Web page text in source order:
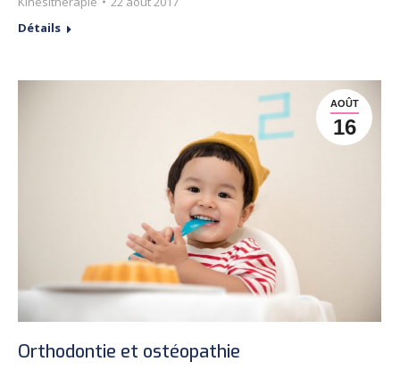
Détails
AOÛT
16
Orthodontie et ostéopathie